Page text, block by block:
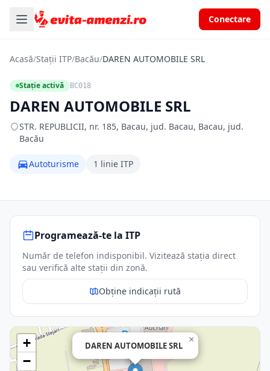
Conectare
Acasă/Stații ITP/Bacău/DAREN AUTOMOBILE SRL
Stație activă BC018
DAREN AUTOMOBILE SRL
STR. REPUBLICII, nr. 185, Bacau, jud. Bacau, Bacau, jud.
Bacău
Autoturisme 1 linie ITP
Programează-te la ITP
Număr de telefon indisponibil. Vizitează stația direct
sau verifică alte stații din zonă.
Obține indicații rută
DAREN AUTOMOBILE SRL
×
+
−